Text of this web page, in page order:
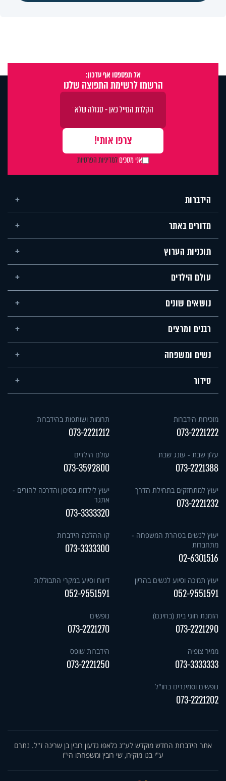
אל תפספסו אף עדכון:
הרשמו לרשימת התפוצה שלנו
אני מסכיםלמדיניות הפרטיות
הידברות
מדורים באתר
תוכניות הערוץ
עולם הילדים
נושאים שונים
רבנים ומרצים
נשים ומשפחה
סידור
מזכירות הידברות
073-2221222
תרומות ושותפות בהידברות
073-2221212
עלון שבת - עונג שבת
073-2221388
עולם הילדים
073-3592800
יעוץ למתחזקים בתחילת הדרך
073-2221232
יעוץ לילדות בסיכון והדרכה להורים -
אתגר
073-3333320
יעוץ לנשים בטהרת המשפחה -
מתחברות
02-6301516
קו ההלכה הידברות
073-3333300
יעוץ תמיכה וסיוע לנשים בהריון
052-9551591
דיווח וסיוע במקרי התבוללות
052-9551591
הזמנת חוגי בית (בחינם)
073-2221290
נופשים
073-2221270
ממיר צופיה
073-3333333
הידברות שופס
073-2221250
נופשים וסמינרים בחו"ל
073-2221202
אתר הידברות החדש מוקדש לע"נ כלאפו גדעון רובין בן שרינה ז"ל. נתרם
ע"י בנו מוקירו, שי רובין ומשפחתו הי"ו